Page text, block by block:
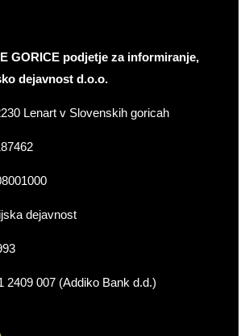
GORICE podjetje za informiranje,
dejavnost d.o.o.
Lenart v Slovenskih goricah
dejavnost
2409 007 (Addiko Bank d.d.)